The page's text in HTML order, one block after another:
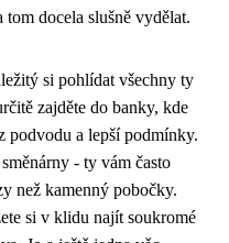
docela slušně vydělat.
si pohlídat všechny ty
zajděte do banky, kde
podvodu a lepší podmínky.
- ty vám často
než kamenný pobočky.
si v klidu najít soukromé